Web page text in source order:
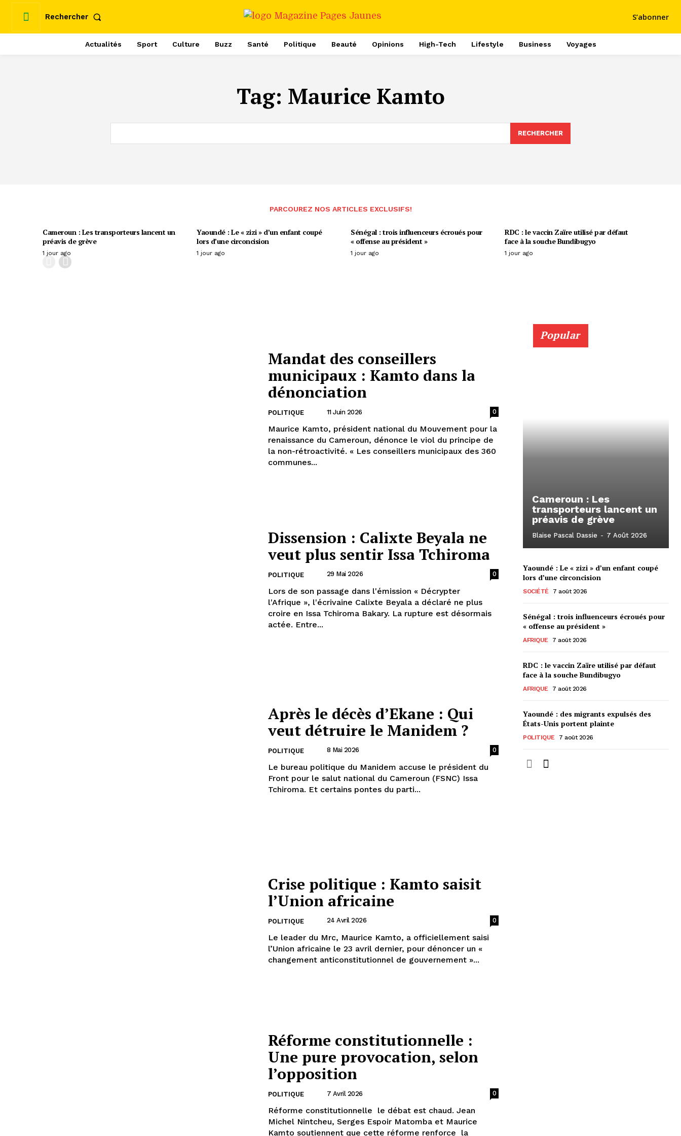
Rechercher S’abonner
Actualités Sport Culture Buzz Santé Politique Beauté Opinions High-Tech Lifestyle Business Voyages
Tag: Maurice Kamto
RECHERCHER
PARCOUREZ NOS ARTICLES EXCLUSIFS!
Cameroun : Les transporteurs lancent un
préavis de grève
1 jour ago
Yaoundé : Le « zizi » d’un enfant coupé
lors d’une circoncision
1 jour ago
Sénégal : trois influenceurs écroués pour
« offense au président »
1 jour ago
RDC : le vaccin Zaïre utilisé par défaut
face à la souche Bundibugyo
1 jour ago
Mandat des conseillers
municipaux : Kamto dans la
dénonciation
POLITIQUE 11 Juin 2026 0
Maurice Kamto, président national du Mouvement pour la
renaissance du Cameroun, dénonce le viol du principe de
la non-rétroactivité. « Les conseillers municipaux des 360
communes...
Dissension : Calixte Beyala ne
veut plus sentir Issa Tchiroma
POLITIQUE 29 Mai 2026 0
Lors de son passage dans l'émission « Décrypter
l'Afrique », l'écrivaine Calixte Beyala a déclaré ne plus
croire en Issa Tchiroma Bakary. La rupture est désormais
actée. Entre...
Après le décès d’Ekane : Qui
veut détruire le Manidem ?
POLITIQUE 8 Mai 2026 0
Le bureau politique du Manidem accuse le président du
Front pour le salut national du Cameroun (FSNC) Issa
Tchiroma. Et certains pontes du parti...
Crise politique : Kamto saisit
l’Union africaine
POLITIQUE 24 Avril 2026 0
Le leader du Mrc, Maurice Kamto, a officiellement saisi
l’Union africaine le 23 avril dernier, pour dénoncer un «
changement anticonstitutionnel de gouvernement »...
Réforme constitutionnelle :
Une pure provocation, selon
l’opposition
POLITIQUE 7 Avril 2026 0
Réforme constitutionnelle le débat est chaud. Jean
Michel Nintcheu, Serges Espoir Matomba et Maurice
Kamto soutiennent que cette réforme renforce la
Popular
Cameroun : Les
transporteurs lancent un
préavis de grève
Blaise Pascal Dassie - 7 Août 2026
Yaoundé : Le « zizi » d’un enfant coupé
lors d’une circoncision
SOCIÉTÉ 7 août 2026
Sénégal : trois influenceurs écroués pour
« offense au président »
AFRIQUE 7 août 2026
RDC : le vaccin Zaïre utilisé par défaut
face à la souche Bundibugyo
AFRIQUE 7 août 2026
Yaoundé : des migrants expulsés des
États-Unis portent plainte
POLITIQUE 7 août 2026